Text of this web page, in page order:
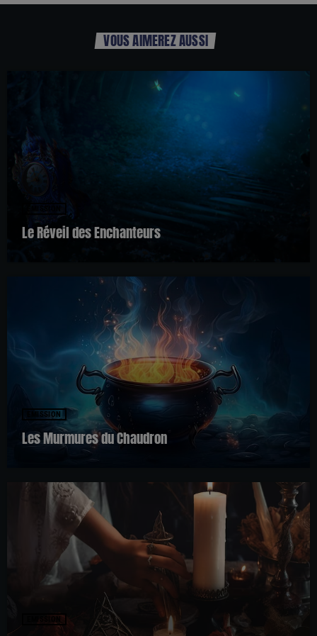
VOUS AIMEREZ AUSSI
Le Réveil des Enchanteurs
EMISSION
Les Murmures du Chaudron